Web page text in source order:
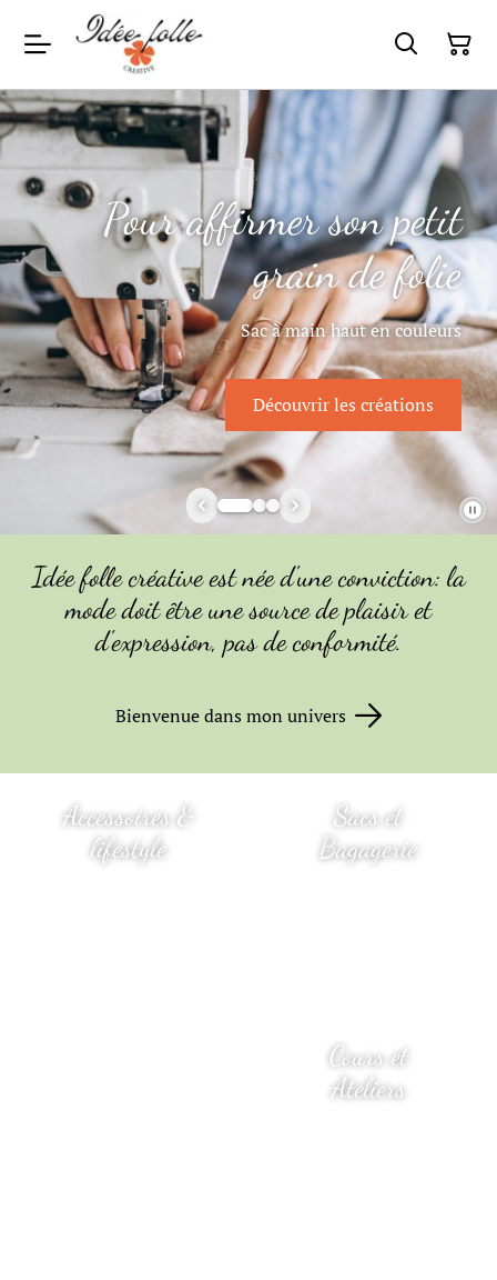
Pour affirmer son petit
grain de folie
Sac à main haut en couleurs
Découvrir les créations
Idée folle créative est née d'une conviction: la
mode doit être une source de plaisir et
d'expression, pas de conformité.
Bienvenue dans mon univers
Accessoires &
lifestyle
Sacs et
Bagagerie
Cours et
Ateliers